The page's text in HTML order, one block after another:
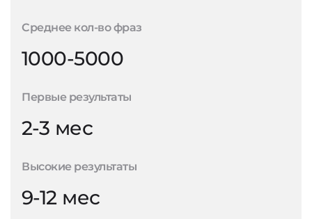
Среднее кол-во фраз
1000-5000
Первые результаты
2-3 мес
Высокие результаты
9-12 мес